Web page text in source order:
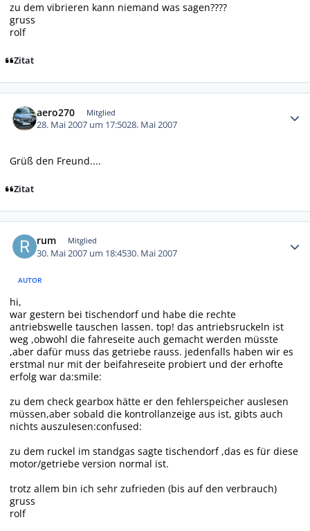
zu dem vibrieren kann niemand was sagen????
gruss
rolf
Zitat
aero270 Mitglied
28. Mai 2007 um 17:5028. Mai 2007
Grüß den Freund....
Zitat
rum Mitglied
30. Mai 2007 um 18:4530. Mai 2007
AUTOR
hi,
war gestern bei tischendorf und habe die rechte
antriebswelle tauschen lassen. top! das antriebsruckeln ist
weg ,obwohl die fahreseite auch gemacht werden müsste
,aber dafür muss das getriebe rauss. jedenfalls haben wir es
erstmal nur mit der beifahreseite probiert und der erhofte
erfolg war da:smile:
zu dem check gearbox hätte er den fehlerspeicher auslesen
müssen,aber sobald die kontrollanzeige aus ist, gibts auch
nichts auszulesen:confused:
zu dem ruckel im standgas sagte tischendorf ,das es für diese
motor/getriebe version normal ist.
trotz allem bin ich sehr zufrieden (bis auf den verbrauch)
gruss
rolf